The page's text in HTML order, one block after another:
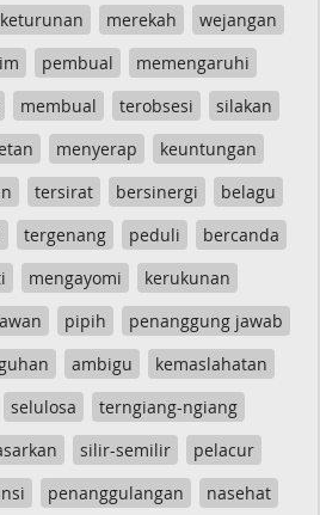
keturunan merekah
wejangan
pembual
memengaruhi
membual terobsesi
silakan
menyerap
keuntungan
tersirat bersinergi
belagu
tergenang peduli
bercanda
mengayomi
kerukunan
pipih
penanggung jawab
ambigu
kemaslahatan
selulosa
terngiang-ngiang
silir-semilir
pelacur
penanggulangan
nasehat